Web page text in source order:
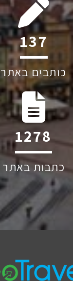
199
כותבים באתר
1852
כתבות באתר